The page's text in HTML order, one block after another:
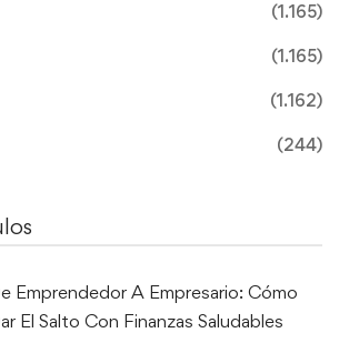
(1.165)
(1.165)
(1.162)
(244)
Emprendedor A Empresario: Cómo
El Salto Con Finanzas Saludables